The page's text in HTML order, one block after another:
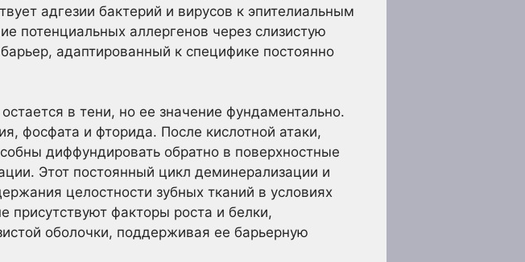
адгезии бактерий и вирусов к эпителиальным
потенциальных аллергенов через слизистую
адаптированный к специфике постоянно
в тени, но ее значение фундаментально.
фосфата и фторида. После кислотной атаки,
диффундировать обратно в поверхностные
Этот постоянный цикл деминерализации и
целостности зубных тканий в условиях
присутствуют факторы роста и белки,
оболочки, поддерживая ее барьерную